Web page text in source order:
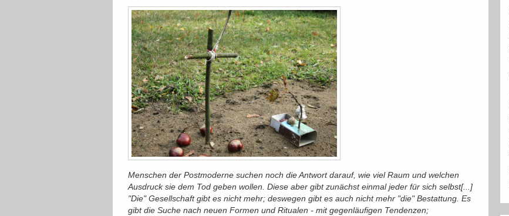
Menschen der Postmoderne suchen noch die Antwort darauf, wie viel Raum und welchen
Ausdruck sie dem Tod geben wollen. Diese aber gibt zunächst einmal jeder für sich selbst[...]
"Die" Gesellschaft gibt es nicht mehr; deswegen gibt es auch nicht mehr "die" Bestattung. Es
gibt die Suche nach neuen Formen und Ritualen - mit gegenläufigen Tendenzen;